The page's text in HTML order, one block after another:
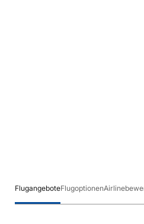
FlugangeboteFlugoptionen